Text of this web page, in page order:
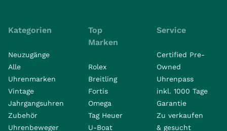
Kategorien
Neuzugänge
Alle
Uhrenmarken
Vintage
Jahrgangsuhren
Zubehör
Uhrenbeweger
Top
Marken
Rolex
Breitling
Fortis
Omega
Tag Heuer
U-Boat
Service
Certified Pre-
Owned
Uhrenpass
inkl. 1000 Tage
Garantie
Zu verkaufen
& gesucht